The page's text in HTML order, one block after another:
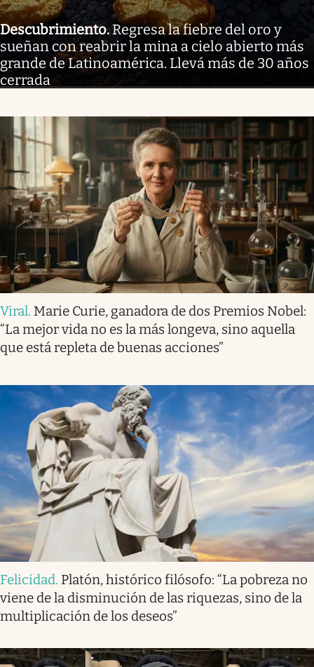
Descubrimiento.Regresa la fiebre del oro y
sueñan con reabrir la mina a cielo abierto más
grande de Latinoamérica. Llevá más de 30 años
cerrada
Viral. Marie Curie, ganadora de dos Premios Nobel:
“La mejor vida no es la más longeva, sino aquella
que está repleta de buenas acciones”
Felicidad. Platón, histórico filósofo: “La pobreza no
viene de la disminución de las riquezas, sino de la
multiplicación de los deseos”